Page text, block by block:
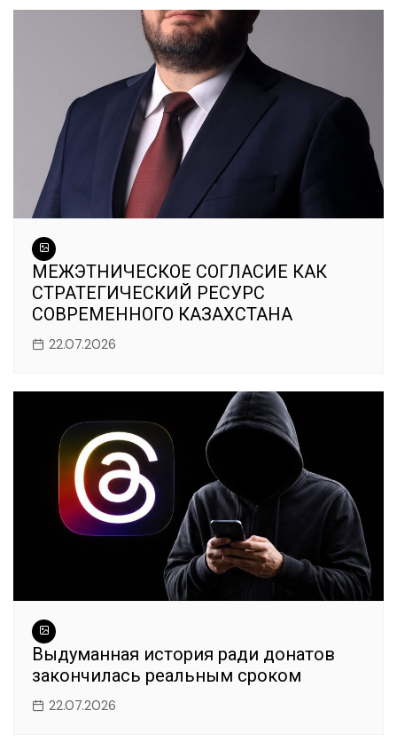
МЕЖЭТНИЧЕСКОЕ СОГЛАСИЕ КАК
СТРАТЕГИЧЕСКИЙ РЕСУРС
СОВРЕМЕННОГО КАЗАХСТАНА
22.07.2026
Выдуманная история ради донатов
закончилась реальным сроком
22.07.2026